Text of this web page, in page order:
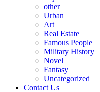
other
Urban
Art
Real Estate
Famous People
Military History
Novel
Fantasy
Uncategorized
Contact Us